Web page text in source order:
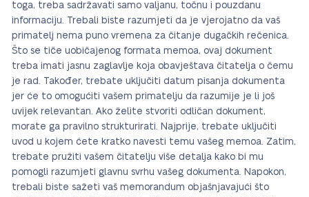
toga, treba sadržavati samo valjanu, točnu i pouzdanu
informaciju. Trebali biste razumjeti da je vjerojatno da vaš
primatelj nema puno vremena za čitanje dugačkih rečenica.
Što se tiče uobičajenog formata memoa, ovaj dokument
treba imati jasnu zaglavlje koja obavještava čitatelja o čemu
je rad. Također, trebate uključiti datum pisanja dokumenta
jer će to omogućiti vašem primatelju da razumije je li još
uvijek relevantan. Ako želite stvoriti odličan dokument,
morate ga pravilno strukturirati. Najprije, trebate uključiti
uvod u kojem ćete kratko navesti temu vašeg memoa. Zatim,
trebate pružiti vašem čitatelju više detalja kako bi mu
pomogli razumjeti glavnu svrhu vašeg dokumenta. Napokon,
trebali biste sažeti vaš memorandum objašnjavajući što